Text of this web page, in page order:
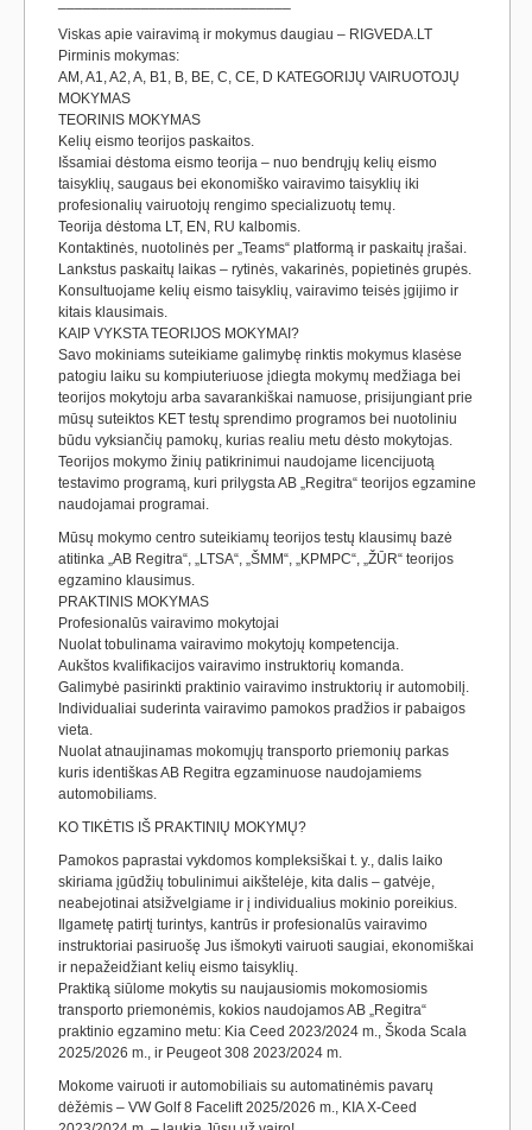
Viskas apie vairavimą ir mokymus daugiau – RIGVEDA.LT
Pirminis mokymas:
AM, A1, A2, A, B1, B, BE, C, CE, D KATEGORIJŲ VAIRUOTOJŲ
MOKYMAS
TEORINIS MOKYMAS
Kelių eismo teorijos paskaitos.
Išsamiai dėstoma eismo teorija – nuo bendrųjų kelių eismo
taisyklių, saugaus bei ekonomiško vairavimo taisyklių iki
profesionalių vairuotojų rengimo specializuotų temų.
Teorija dėstoma LT, EN, RU kalbomis.
Kontaktinės, nuotolinės per „Teams“ platformą ir paskaitų įrašai.
Lankstus paskaitų laikas – rytinės, vakarinės, popietinės grupės.
Konsultuojame kelių eismo taisyklių, vairavimo teisės įgijimo ir
kitais klausimais.
KAIP VYKSTA TEORIJOS MOKYMAI?
Savo mokiniams suteikiame galimybę rinktis mokymus klasėse
patogiu laiku su kompiuteriuose įdiegta mokymų medžiaga bei
teorijos mokytoju arba savarankiškai namuose, prisijungiant prie
mūsų suteiktos KET testų sprendimo programos bei nuotoliniu
būdu vyksiančių pamokų, kurias realiu metu dėsto mokytojas.
Teorijos mokymo žinių patikrinimui naudojame licencijuotą
testavimo programą, kuri prilygsta AB „Regitra“ teorijos egzamine
naudojamai programai.
Mūsų mokymo centro suteikiamų teorijos testų klausimų bazė
atitinka „AB Regitra“, „LTSA“, „ŠMM“, „KPMPC“, „ŽŪR“ teorijos
egzamino klausimus.
PRAKTINIS MOKYMAS
Profesionalūs vairavimo mokytojai
Nuolat tobulinama vairavimo mokytojų kompetencija.
Aukštos kvalifikacijos vairavimo instruktorių komanda.
Galimybė pasirinkti praktinio vairavimo instruktorių ir automobilį.
Individualiai suderinta vairavimo pamokos pradžios ir pabaigos
vieta.
Nuolat atnaujinamas mokomųjų transporto priemonių parkas
kuris identiškas AB Regitra egzaminuose naudojamiems
automobiliams.
KO TIKĖTIS IŠ PRAKTINIŲ MOKYMŲ?
Pamokos paprastai vykdomos kompleksiškai t. y., dalis laiko
skiriama įgūdžių tobulinimui aikštelėje, kita dalis – gatvėje,
neabejotinai atsižvelgiame ir į individualius mokinio poreikius.
Ilgametę patirtį turintys, kantrūs ir profesionalūs vairavimo
instruktoriai pasiruošę Jus išmokyti vairuoti saugiai, ekonomiškai
ir nepažeidžiant kelių eismo taisyklių.
Praktiką siūlome mokytis su naujausiomis mokomosiomis
transporto priemonėmis, kokios naudojamos AB „Regitra“
praktinio egzamino metu: Kia Ceed 2023/2024 m., Škoda Scala
2025/2026 m., ir Peugeot 308 2023/2024 m.
Mokome vairuoti ir automobiliais su automatinėmis pavarų
dėžėmis – VW Golf 8 Facelift 2025/2026 m., KIA X-Ceed